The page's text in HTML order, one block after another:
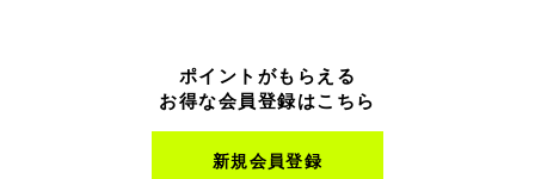
ポイントがもらえる
お得な会員登録はこちら
新規会員登録